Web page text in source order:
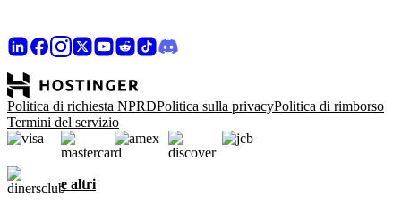
Politica di richiesta NPRDPolitica sulla privacyPolitica di rimborso
Termini del servizio
e altri